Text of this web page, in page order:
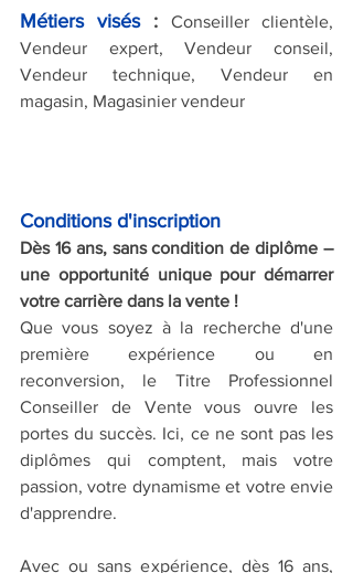
Métiers visés : Conseiller clientèle,
Vendeur expert, Vendeur conseil,
Vendeur technique, Vendeur en
magasin, Magasinier vendeur
Conditions d'inscription
Dès 16 ans, sans condition de diplôme –
une opportunité unique pour démarrer
votre carrière dans la vente !
Que vous soyez à la recherche d'une
première expérience ou en
reconversion, le Titre Professionnel
Conseiller de Vente vous ouvre les
portes du succès. Ici, ce ne sont pas les
diplômes qui comptent, mais votre
passion, votre dynamisme et votre envie
d'apprendre.
Avec ou sans expérience, dès 16 ans,